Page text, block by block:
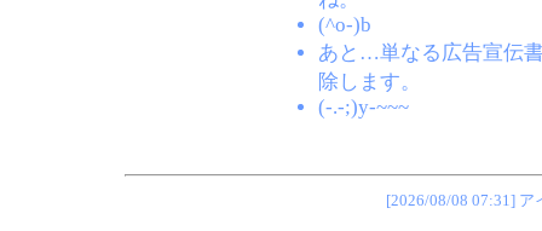
(^o-)b
あと…単なる広告宣伝
除します。
(-.-;)y-~~~
[2026/08/08 07:31]